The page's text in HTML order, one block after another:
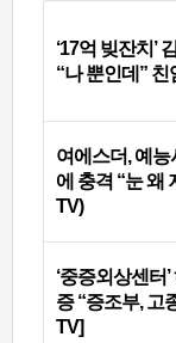
‘17억 빚잔치’
“나 뿐인데”
여에스더, 예
에 충격 “눈 왜
TV)
‘중증외상센터
증 “증조부, 고
TV]